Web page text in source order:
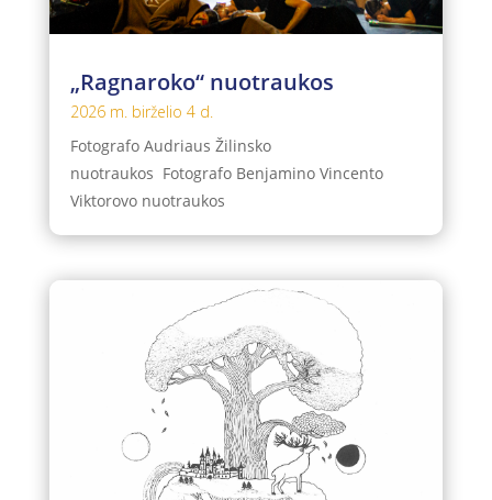
„Ragnaroko“ nuotraukos
2026 m. birželio 4 d.
Fotografo Audriaus Žilinsko
nuotraukos Fotografo Benjamino Vincento
Viktorovo nuotraukos